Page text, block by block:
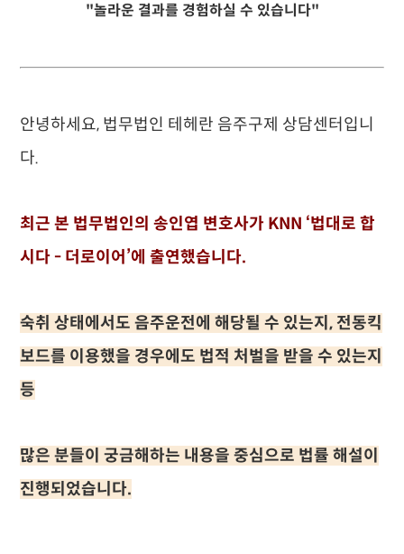
"놀라운 결과를 경험하실 수 있습니다"
안녕하세요, 법무법인 테헤란 음주구제 상담센터입니
다.
최근 본 법무법인의 송인엽 변호사가 KNN ‘법대로 합
시다 - 더로이어’에 출연했습니다.
숙취 상태에서도 음주운전에 해당될 수 있는지, 전동킥
보드를 이용했을 경우에도 법적 처벌을 받을 수 있는지
등
많은 분들이 궁금해하는 내용을 중심으로 법률 해설이
진행되었습니다.